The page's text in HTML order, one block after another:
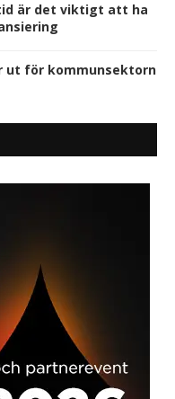
är det viktigt att ha
ut för kommunsektorn